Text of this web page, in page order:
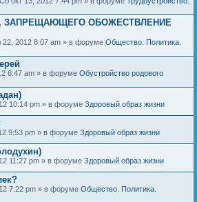
ЗАПРЕЩАЮЩЕГО ОБОЖЕСТВЛЕНИЕ
22, 2012 8:07 am » в форуме Общество. Политика.
6:47 am » в форуме Обустройство родового
10:14 pm » в форуме Здоровый образ жизни
9:53 pm » в форуме Здоровый образ жизни
11:27 pm » в форуме Здоровый образ жизни
7:22 pm » в форуме Общество. Политика.